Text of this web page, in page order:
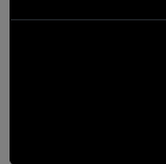
DEINE